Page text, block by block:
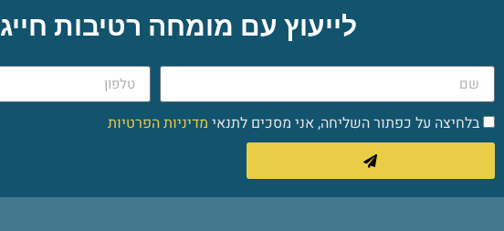
לייעוץ עם מומחה רטיבות חייג
בלחיצה על כפתור השליחה, אני מסכים לתנאי מדיניות הפרטיות